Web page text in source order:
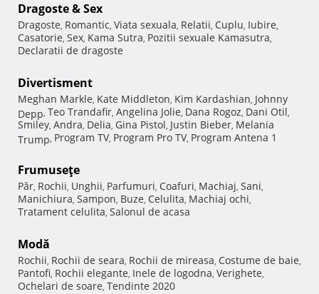
Dragoste & Sex
Dragoste, Romantic, Viata sexuala, Relatii, Cuplu, Iubire,
Casatorie, Sex, Kama Sutra, Pozitii sexuale Kamasutra,
Declaratii de dragoste
Divertisment
Meghan Markle, Kate Middleton, Kim Kardashian, Johnny
Depp, Teo Trandafir, Angelina Jolie, Dana Rogoz, Dani Otil,
Smiley, Andra, Delia, Gina Pistol, Justin Bieber, Melania
Trump, Program TV, Program Pro TV, Program Antena 1
Frumuseţe
Păr, Rochii, Unghii, Parfumuri, Coafuri, Machiaj, Sani,
Manichiura, Sampon, Buze, Celulita, Machiaj ochi,
Tratament celulita, Salonul de acasa
Modă
Rochii, Rochii de seara, Rochii de mireasa, Costume de baie,
Pantofi, Rochii elegante, Inele de logodna, Verighete,
Ochelari de soare, Tendinte 2020